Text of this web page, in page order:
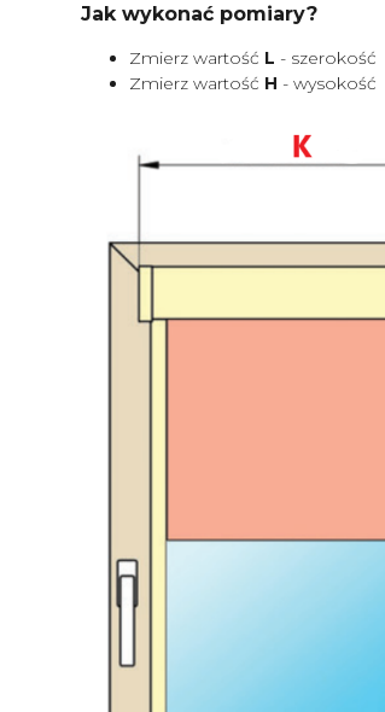
Jak wykonać pomiary?
Zmierz wartość L - szerokość
Zmierz wartość H - wysokość